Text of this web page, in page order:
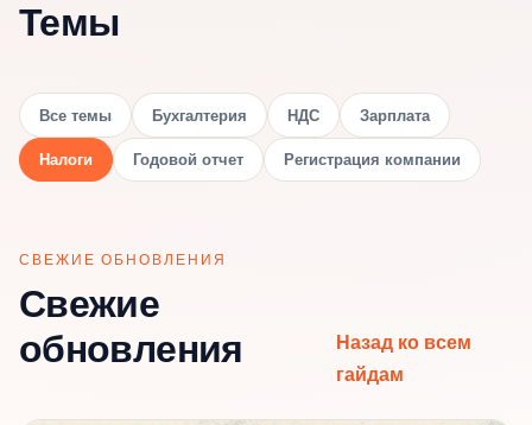
Темы
Все темы Бухгалтерия НДС Зарплата
Налоги Годовой отчет Регистрация компании
СВЕЖИЕ ОБНОВЛЕНИЯ
Свежие
обновления
Назад ко всем
гайдам